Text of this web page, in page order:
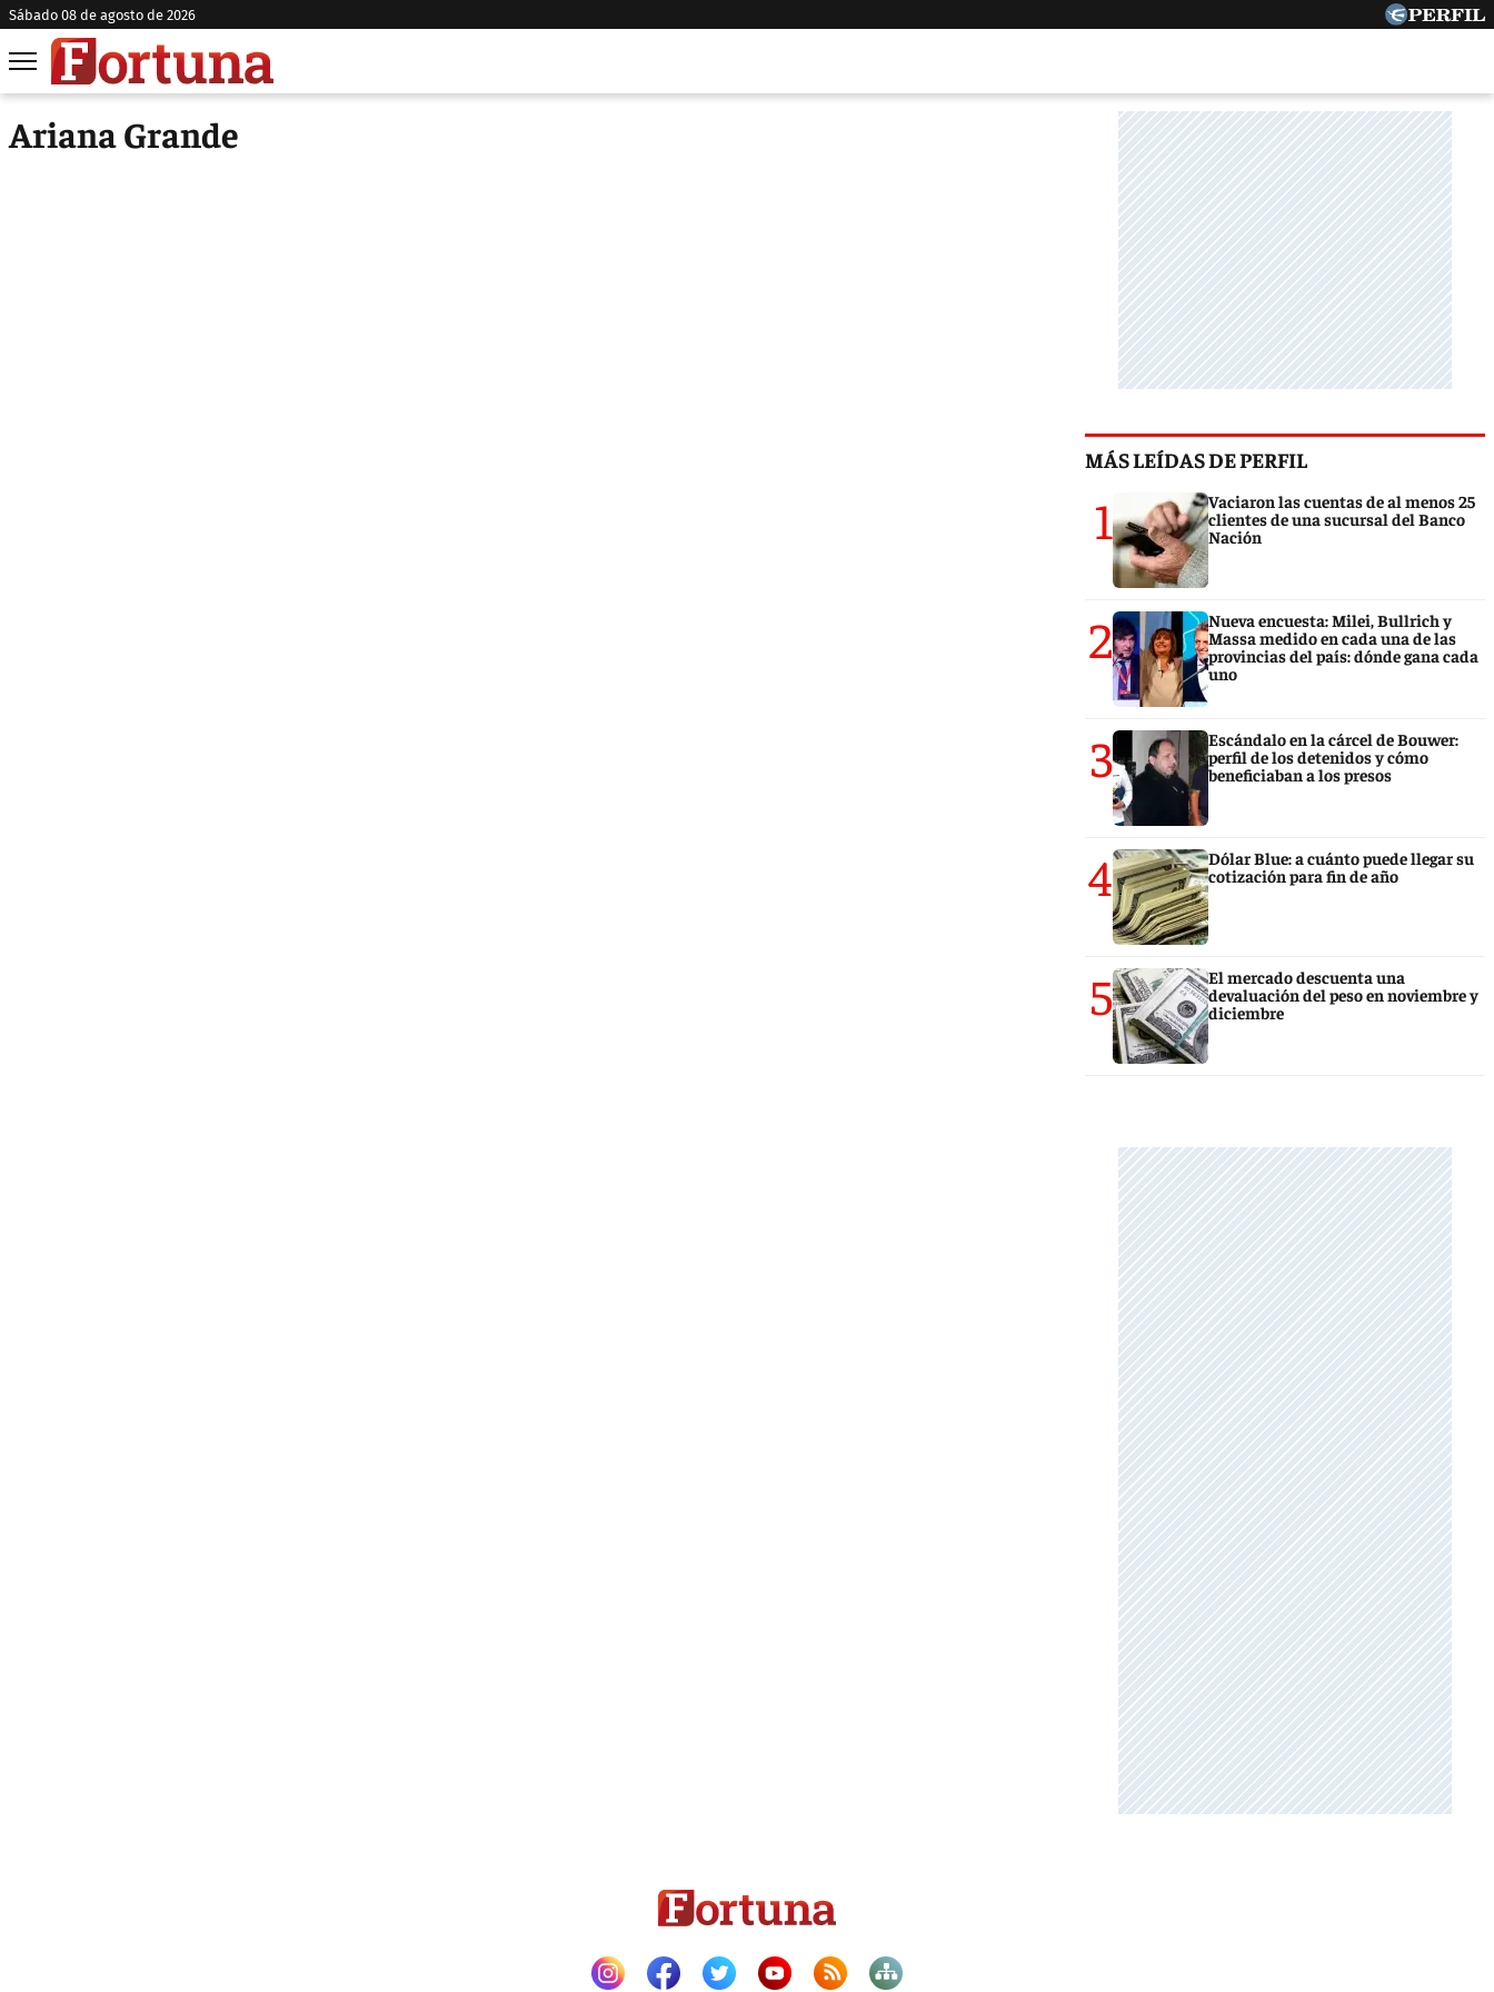
sábado 08 de agosto de 2026
Ariana Grande
MÁS LEÍDAS DE PERFIL
1
Vaciaron las cuentas de al menos 25
clientes de una sucursal del Banco
Nación
2
Nueva encuesta: Milei, Bullrich y
Massa medido en cada una de las
provincias del país: dónde gana cada
uno
3
Escándalo en la cárcel de Bouwer:
perfil de los detenidos y cómo
beneficiaban a los presos
4
Dólar Blue: a cuánto puede llegar su
cotización para fin de año
5
El mercado descuenta una
devaluación del peso en noviembre y
diciembre